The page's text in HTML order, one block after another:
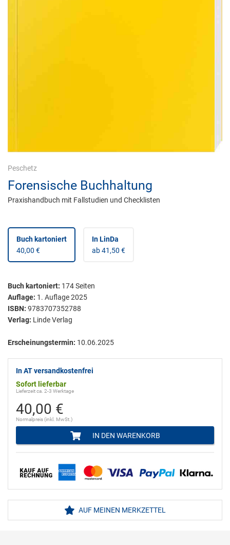
Peschetz
Forensische Buchhaltung
Praxishandbuch mit Fallstudien und Checklisten
Buch kartoniert
40,00 €
In LinDa
ab 41,50 €
Buch kartoniert: 174Seiten
Auflage: 1. Auflage 2025
ISBN: 9783707352788
Verlag: Linde Verlag
Erscheinungstermin: 10.06.2025
In AT versandkostenfrei
Sofort lieferbar
Lieferzeit ca. 2-3 Werktage
40,00 €
Normalpreis (inkl. MwSt.)
IN DEN WARENKORB
AUF MEINEN MERKZETTEL